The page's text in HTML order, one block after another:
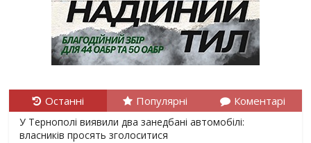
Останні Популярні Коментарі
У Тернополі виявили два занедбані автомобілі:
власників просять зголоситися